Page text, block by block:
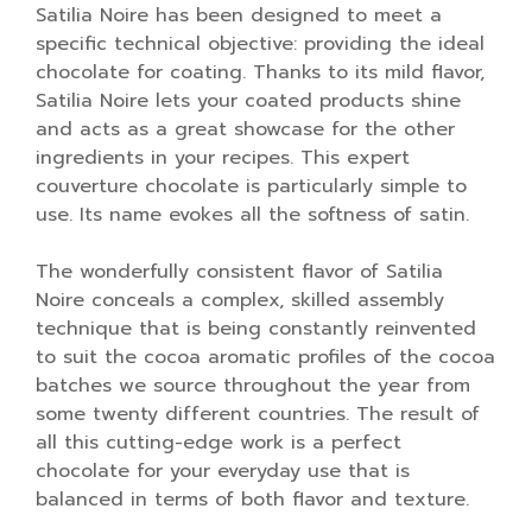
Satilia Noire has been designed to meet a
specific technical objective: providing the ideal
chocolate for coating. Thanks to its mild flavor,
Satilia Noire lets your coated products shine
and acts as a great showcase for the other
ingredients in your recipes. This expert
couverture chocolate is particularly simple to
use. Its name evokes all the softness of satin.
The wonderfully consistent flavor of Satilia
Noire conceals a complex, skilled assembly
technique that is being constantly reinvented
to suit the cocoa aromatic profiles of the cocoa
batches we source throughout the year from
some twenty different countries. The result of
all this cutting-edge work is a perfect
chocolate for your everyday use that is
balanced in terms of both flavor and texture.